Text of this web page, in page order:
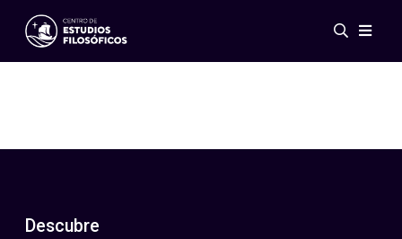
Eventos
ES
EN
Descubre